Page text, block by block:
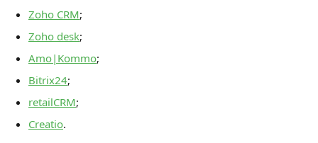
Zoho CRM;
Zoho desk;
Amo|Kommo;
Bitrix24;
retailCRM;
Creatio.